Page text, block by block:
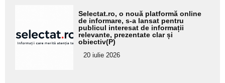
pentru
subtitlu
Selectat.ro, o nouă platformă online
de informare, s-a lansat pentru
publicul interesat de informații
relevante, prezentate clar și
obiectiv(P)
20 iulie 2026